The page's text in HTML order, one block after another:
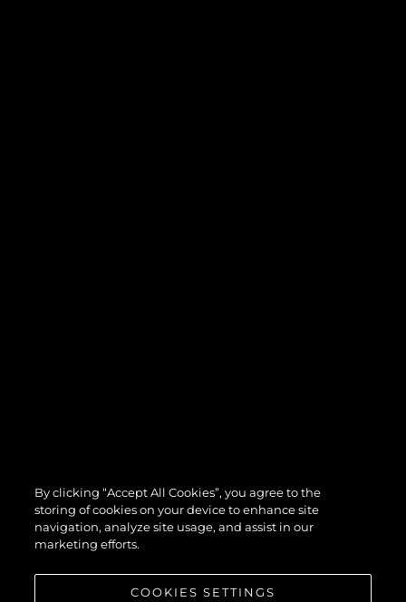
By clicking “Accept All Cookies”, you agree to the
storing of cookies on your device to enhance site
navigation, analyze site usage, and assist in our
marketing efforts.
COOKIES SETTINGS